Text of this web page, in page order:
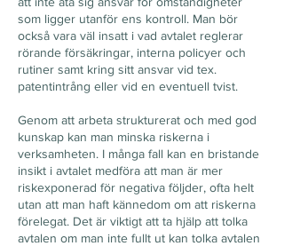
som ligger utanför ens kontroll. Man bör
också vara väl insatt i vad avtalet reglerar
rörande försäkringar, interna policyer och
rutiner samt kring sitt ansvar vid tex.
patentintrång eller vid en eventuell tvist.
Genom att arbeta strukturerat och med god
kunskap kan man minska riskerna i
verksamheten. I många fall kan en bristande
insikt i avtalet medföra att man är mer
riskexponerad för negativa följder, ofta helt
utan att man haft kännedom om att riskerna
förelegat. Det är viktigt att ta hjälp att tolka
avtalen om man inte fullt ut kan tolka avtalen